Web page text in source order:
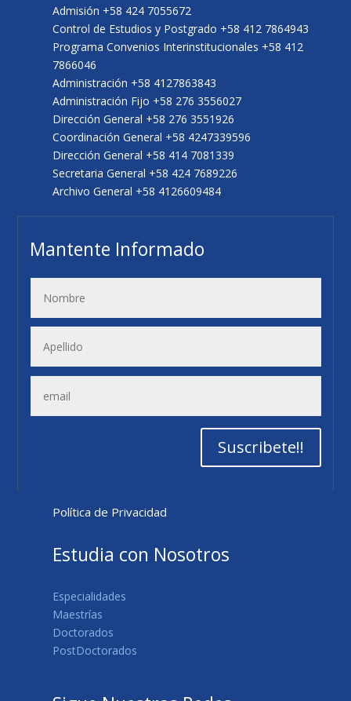
Admisión +58 424 7055672
Control de Estudios y Postgrado +58 412 7864943
Programa Convenios Interinstitucionales +58 412
7866046
Administración +58 4127863843
Administración Fijo +58 276 3556027
Dirección General +58 276 3551926
Coordinación General +58 4247339596
Dirección General +58 414 7081339
Secretaria General +58 424 7689226
Archivo General +58 4126609484
Mantente Informado
Suscribete!!
Política de Privacidad
Estudia con Nosotros
Especialidades
Maestrías
Doctorados
PostDoctorados